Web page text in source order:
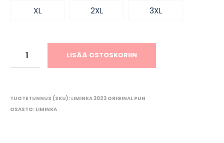
XL 2XL 3XL
LISÄÄ OSTOSKORIIN
TUOTETUNNUS (SKU): LIMINKA 3023 ORIGINAL PUN
OSASTO: LIMINKA